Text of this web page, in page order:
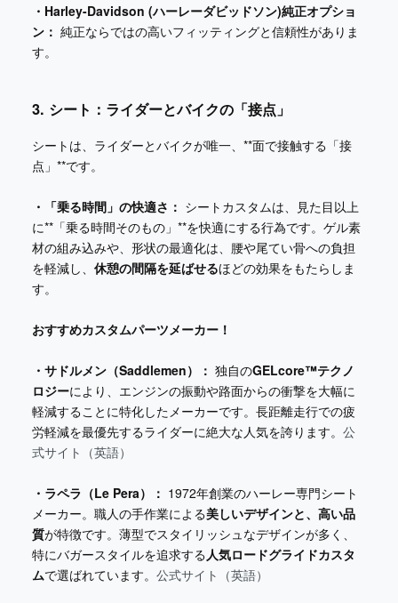
・Harley-Davidson (ハーレーダビッドソン)純正オプショ
ン： 純正ならではの高いフィッティングと信頼性がありま
す。
3. シート：ライダーとバイクの「接点」
シートは、ライダーとバイクが唯一、**面で接触する「接
点」**です。
・「乗る時間」の快適さ： シートカスタムは、見た目以上
に**「乗る時間そのもの」**を快適にする行為です。ゲル素
材の組み込みや、形状の最適化は、腰や尾てい骨への負担
を軽減し、 休憩の間隔を延ばせるほどの効果をもたらしま
す。
おすすめカスタムパーツメーカー！
・サドルメン（Saddlemen）： 独自のGELcore™テクノ
ロジーにより、エンジンの振動や路面からの衝撃を大幅に
軽減することに特化したメーカーです。長距離走行での疲
労軽減を最優先するライダーに絶大な人気を誇ります。 公
式サイト（英語）
・ラペラ（Le Pera）： 1972年創業のハーレー専門シート
メーカー。職人の手作業による美しいデザインと、高い品
質が特徴です。薄型でスタイリッシュなデザインが多く、
特にバガースタイルを追求する人気ロードグライドカスタ
ムで選ばれています。 公式サイト（英語）